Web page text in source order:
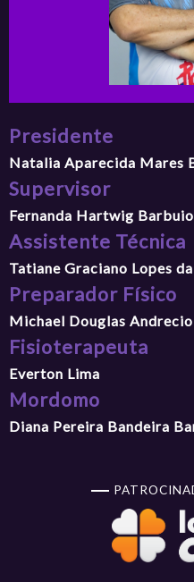
Presidente
Natalia Aparecida Mares
Supervisor
Fernanda Hartwig Barbuio
Assistente Técnica
Tatiane Graciano Lopes
Preparador Físico
Michael Douglas
Fisioterapeuta
Everton Lima
Mordomo
Diana Pereira Bandeira